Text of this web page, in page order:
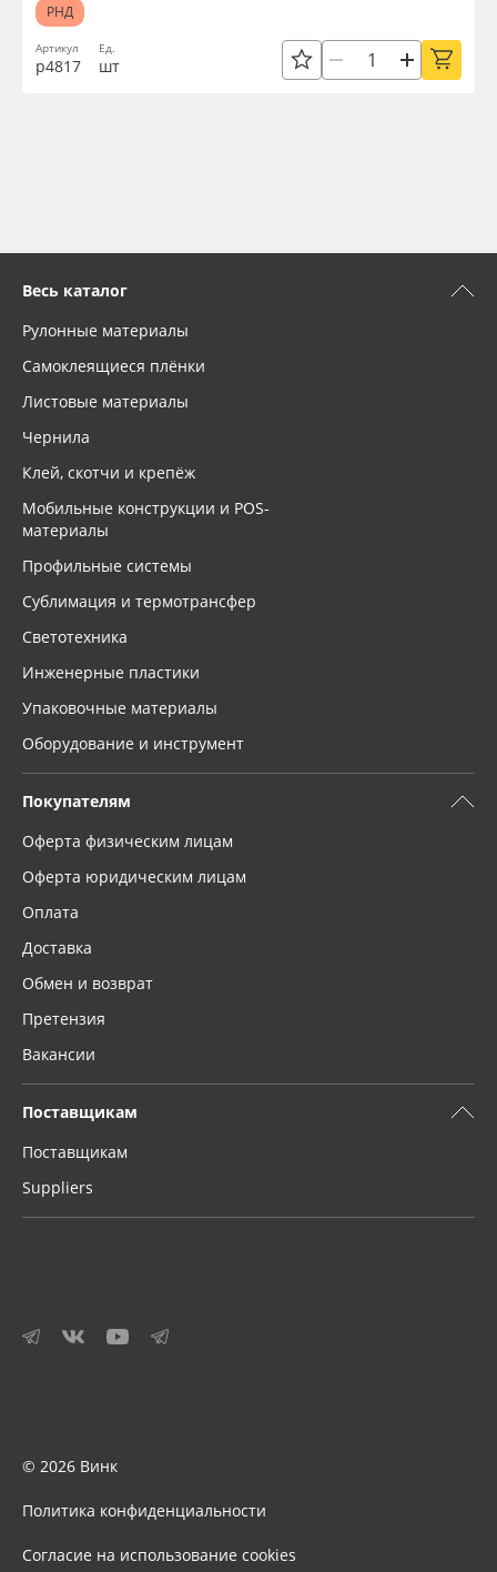
Артикул
р4817
Ед.
шт
РНД
Весь каталог
Рулонные материалы
Самоклеящиеся плёнки
Листовые материалы
Чернила
Клей, скотчи и крепёж
Мобильные конструкции и POS-
материалы
Профильные системы
Сублимация и термотрансфер
Светотехника
Инженерные пластики
Упаковочные материалы
Оборудование и инструмент
Покупателям
Оферта физическим лицам
Оферта юридическим лицам
Оплата
Доставка
Обмен и возврат
Претензия
Вакансии
Поставщикам
Поставщикам
Suppliers
© 2026 Винк
Политика конфиденциальности
Согласие на использование cookies